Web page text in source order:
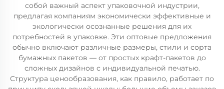
собой важный аспект упаковочной индустрии,
предлагая компаниям экономически эффективные и
экологически осознанные решения для их
потребностей в упаковке. Эти оптовые предложения
обычно включают различные размеры, стили и сорта
бумажных пакетов — от простых крафт-пакетов до
сложных дизайнов с индивидуальной печатью.
Структура ценообразования, как правило, работает по